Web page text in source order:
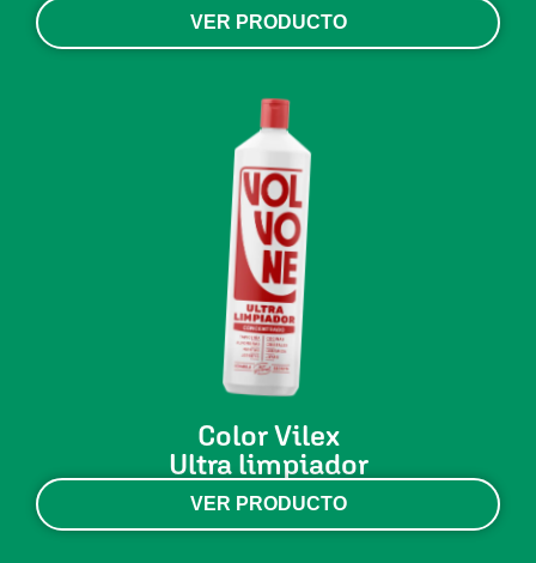
VER PRODUCTO
Color Vilex
Ultra limpiador
VER PRODUCTO